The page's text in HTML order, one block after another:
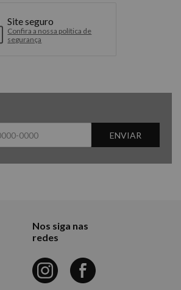
Site seguro
Confira a nossa política de
segurança
ENVIAR
Nos siga nas
redes